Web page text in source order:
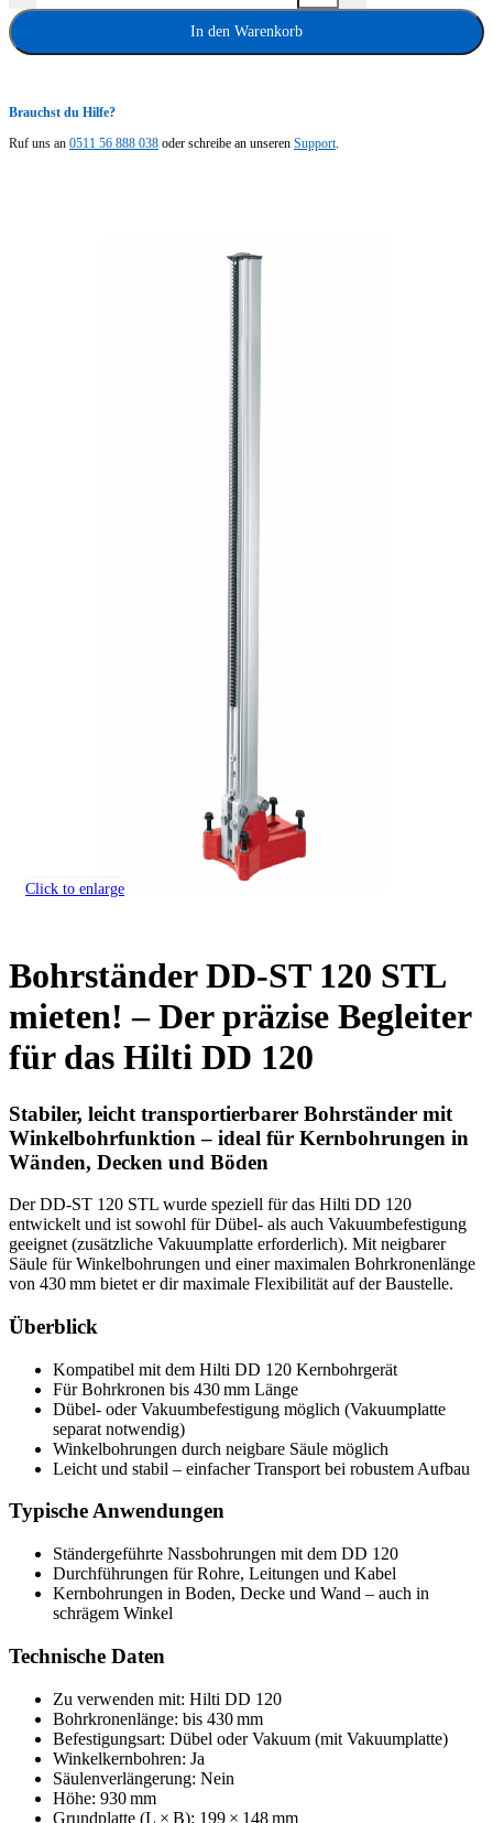
In den Warenkorb
Brauchst du Hilfe?
Ruf uns an 0511 56 888 038 oder schreibe an unseren Support
Click to enlarge
Bohrständer DD-ST 120 STL
mieten! – Der präzise Begleiter
für das Hilti DD 120
Stabiler, leicht transportierbarer Bohrständer mit
Winkelbohrfunktion – ideal für Kernbohrungen in
Wänden, Decken und Böden
Der DD-ST 120 STL wurde speziell für das Hilti DD 120
entwickelt und ist sowohl für Dübel- als auch Vakuumbefestigung
geeignet (zusätzliche Vakuumplatte erforderlich). Mit neigbarer
Säule für Winkelbohrungen und einer maximalen Bohrkronenlänge
von 430 mm bietet er dir maximale Flexibilität auf der Baustelle.
Überblick
Kompatibel mit dem Hilti DD 120 Kernbohrgerät
Für Bohrkronen bis 430 mm Länge
Dübel- oder Vakuumbefestigung möglich (Vakuumplatte
separat notwendig)
Winkelbohrungen durch neigbare Säule möglich
Leicht und stabil – einfacher Transport bei robustem Aufbau
Typische Anwendungen
Ständergeführte Nassbohrungen mit dem DD 120
Durchführungen für Rohre, Leitungen und Kabel
Kernbohrungen in Boden, Decke und Wand – auch in
schrägem Winkel
Technische Daten
Zu verwenden mit: Hilti DD 120
Bohrkronenlänge: bis 430 mm
Befestigungsart: Dübel oder Vakuum (mit Vakuumplatte)
Winkelkernbohren: Ja
Säulenverlängerung: Nein
Höhe: 930 mm
Grundplatte (L × B): 199 × 148 mm